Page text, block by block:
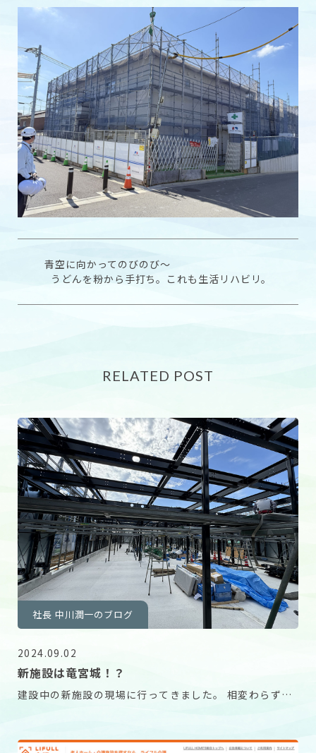
青空に向かってのびのび～
うどんを粉から手打ち。これも生活リハビリ。
RELATED POST
社長 中川潤一のブログ
2024.09.02
新施設は竜宮城！？
建設中の新施設の現場に行ってきました。 相変わらずの